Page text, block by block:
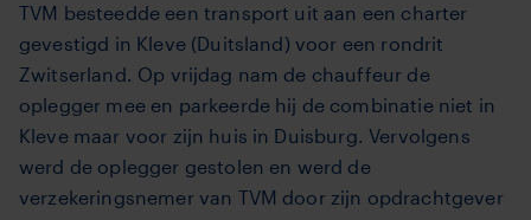
TVM besteedde een transport uit aan een charter
gevestigd in Kleve (Duitsland) voor een rondrit
Zwitserland. Op vrijdag nam de chauffeur de
oplegger mee en parkeerde hij de combinatie niet in
Kleve maar voor zijn huis in Duisburg. Vervolgens
werd de oplegger gestolen en werd de
verzekeringsnemer van TVM door zijn opdrachtgever